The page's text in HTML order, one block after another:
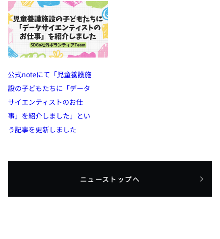
公式noteにて「児童養護施
設の子どもたちに「データ
サイエンティストのお仕
事」を紹介しました」とい
う記事を更新しました
ニューストップへ